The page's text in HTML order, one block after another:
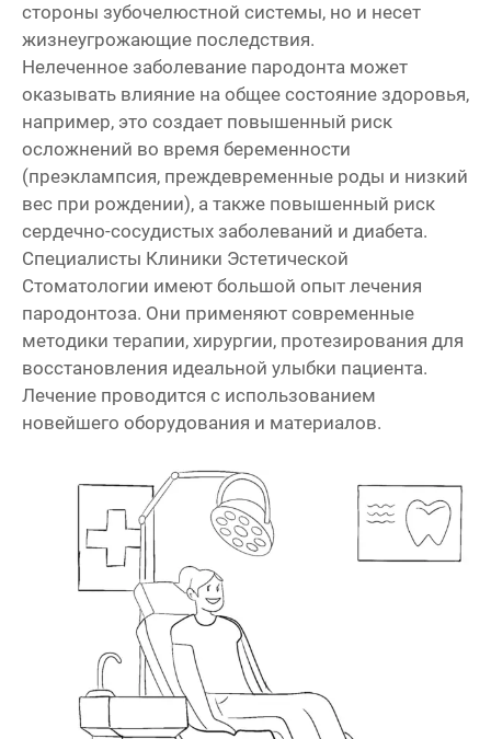
стороны зубочелюстной системы, но и несет
жизнеугрожающие последствия.
Нелеченное заболевание пародонта может
оказывать влияние на общее состояние здоровья,
например, это создает повышенный риск
осложнений во время беременности
(преэклампсия, преждевременные роды и низкий
вес при рождении), а также повышенный риск
сердечно-сосудистых заболеваний и диабета.
Специалисты Клиники Эстетической
Стоматологии имеют большой опыт лечения
пародонтоза. Они применяют современные
методики терапии, хирургии, протезирования для
восстановления идеальной улыбки пациента.
Лечение проводится с использованием
новейшего оборудования и материалов.